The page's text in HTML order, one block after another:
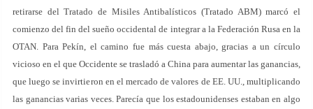
retirarse del Tratado de Misiles Antibalísticos (Tratado ABM) marcó el
comienzo del fin del sueño occidental de integrar a la Federación Rusa en la
OTAN. Para Pekín, el camino fue más cuesta abajo, gracias a un círculo
vicioso en el que Occidente se trasladó a China para aumentar las ganancias,
que luego se invirtieron en el mercado de valores de EE. UU., multiplicando
las ganancias varias veces. Parecía que los estadounidenses estaban en algo